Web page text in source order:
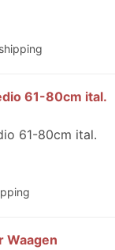
61-80cm ital.
61-80cm ital.
Waagen